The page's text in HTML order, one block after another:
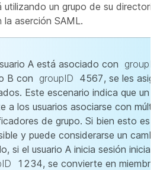
utilizando un grupo de su
la aserción SAML.
A está asociado con
groupID
B con groupID 4567, se les
Este escenario indica que un
a los usuarios asociarse con
de grupo. Si bien esto es
y puede considerarse un
si el usuario A inicia sesión
1234, se convierte en miembro